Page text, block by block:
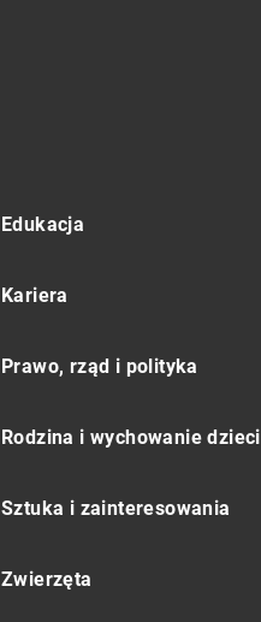
Edukacja
Kariera
Prawo, rząd i polityka
Rodzina i wychowanie dzieci
Sztuka i zainteresowania
Zwierzęta